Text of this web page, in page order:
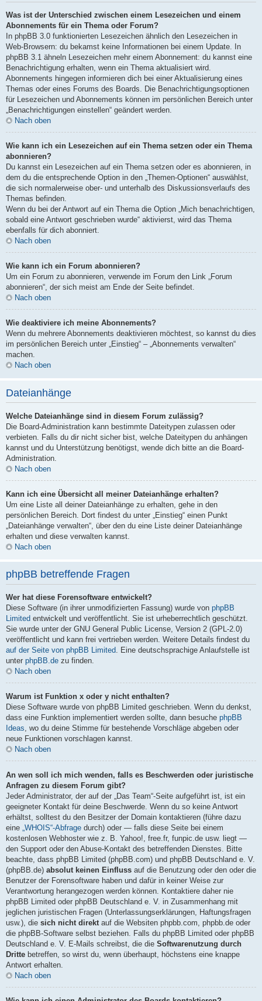
Was ist der Unterschied zwischen einem Lesezeichen und einem
Abonnements für ein Thema oder Forum?
In phpBB 3.0 funktionierten Lesezeichen ähnlich den Lesezeichen in
Web-Browsern: du bekamst keine Informationen bei einem Update. In
phpBB 3.1 ähneln Lesezeichen mehr einem Abonnement: du kannst eine
Benachrichtigung erhalten, wenn ein Thema aktualisiert wird.
Abonnements hingegen informieren dich bei einer Aktualisierung eines
Themas oder eines Forums des Boards. Die Benachrichtigungsoptionen
für Lesezeichen und Abonnements können im persönlichen Bereich unter
„Benachrichtigungen einstellen“ geändert werden.
Nach oben
Wie kann ich ein Lesezeichen auf ein Thema setzen oder ein Thema
abonnieren?
Du kannst ein Lesezeichen auf ein Thema setzen oder es abonnieren, in
dem du die entsprechende Option in den „Themen-Optionen“ auswählst,
die sich normalerweise ober- und unterhalb des Diskussionsverlaufs des
Themas befinden.
Wenn du bei der Antwort auf ein Thema die Option „Mich benachrichtigen,
sobald eine Antwort geschrieben wurde“ aktivierst, wird das Thema
ebenfalls für dich abonniert.
Nach oben
Wie kann ich ein Forum abonnieren?
Um ein Forum zu abonnieren, verwende im Forum den Link „Forum
abonnieren“, der sich meist am Ende der Seite befindet.
Nach oben
Wie deaktiviere ich meine Abonnements?
Wenn du mehrere Abonnements deaktivieren möchtest, so kannst du dies
im persönlichen Bereich unter „Einstieg“ – „Abonnements verwalten“
machen.
Nach oben
Dateianhänge
Welche Dateianhänge sind in diesem Forum zulässig?
Die Board-Administration kann bestimmte Dateitypen zulassen oder
verbieten. Falls du dir nicht sicher bist, welche Dateitypen du anhängen
kannst und du Unterstützung benötigst, wende dich bitte an die Board-
Administration.
Nach oben
Kann ich eine Übersicht all meiner Dateianhänge erhalten?
Um eine Liste all deiner Dateianhänge zu erhalten, gehe in den
persönlichen Bereich. Dort findest du unter „Einstieg“ einen Punkt
„Dateianhänge verwalten“, über den du eine Liste deiner Dateianhänge
erhalten und diese verwalten kannst.
Nach oben
phpBB betreffende Fragen
Wer hat diese Forensoftware entwickelt?
Diese Software (in ihrer unmodifizierten Fassung) wurde von phpBB
Limited entwickelt und veröffentlicht. Sie ist urheberrechtlich geschützt.
Sie wurde unter der GNU General Public License, Version 2 (GPL-2.0)
veröffentlicht und kann frei vertrieben werden. Weitere Details findest du
auf der Seite von phpBB Limited. Eine deutschsprachige Anlaufstelle ist
unter phpBB.de zu finden.
Nach oben
Warum ist Funktion x oder y nicht enthalten?
Diese Software wurde von phpBB Limited geschrieben. Wenn du denkst,
dass eine Funktion implementiert werden sollte, dann besuche phpBB
Ideas, wo du deine Stimme für bestehende Vorschläge abgeben oder
neue Funktionen vorschlagen kannst.
Nach oben
An wen soll ich mich wenden, falls es Beschwerden oder juristische
Anfragen zu diesem Forum gibt?
Jeder Administrator, der auf der „Das Team“-Seite aufgeführt ist, ist ein
geeigneter Kontakt für deine Beschwerde. Wenn du so keine Antwort
erhältst, solltest du den Besitzer der Domain kontaktieren (führe dazu
eine „WHOIS“-Abfrage durch) oder — falls diese Seite bei einem
kostenlosen Webhoster wie z. B. Yahoo!, free.fr, funpic.de usw. liegt —
den Support oder den Abuse-Kontakt des betreffenden Dienstes. Bitte
beachte, dass phpBB Limited (phpBB.com) und phpBB Deutschland e. V.
(phpBB.de) absolut keinen Einfluss auf die Benutzung oder den oder die
Benutzer der Forensoftware haben und dafür in keiner Weise zur
Verantwortung herangezogen werden können. Kontaktiere daher nie
phpBB Limited oder phpBB Deutschland e. V. in Zusammenhang mit
jeglichen juristischen Fragen (Unterlassungserklärungen, Haftungsfragen
usw.), die sich nicht direkt auf die Websiten phpbb.com, phpbb.de oder
die phpBB-Software selbst beziehen. Falls du phpBB Limited oder phpBB
Deutschland e. V. E-Mails schreibst, die die Softwarenutzung durch
Dritte betreffen, so wirst du, wenn überhaupt, höchstens eine knappe
Antwort erhalten.
Nach oben